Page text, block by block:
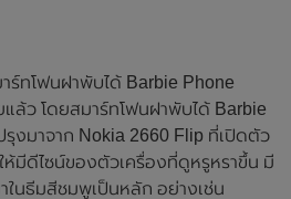
ร์ทโฟนฝาพับได้ Barbie Phone
แล้ว โดยสมาร์ทโฟนฝาพับได้ Barbie
รุงมาจาก Nokia 2660 Flip ที่เปิดตัว
ห้มีดีไซน์ของตัวเครื่องที่ดูหรูหราขึ้น มี
ในธีมสีชมพูเป็นหลัก อย่างเช่น